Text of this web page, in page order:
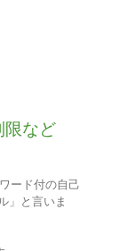
限など
ード付の自己
」と言いま